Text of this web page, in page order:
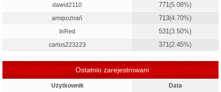
dawid2110 771 (5.08%)
arnipoznań 713(4.70%)
InRed 531 (3.50%)
carlos223223 371 (2.45%)
Ostatnio zarejestrowani
Użytkownik
Data